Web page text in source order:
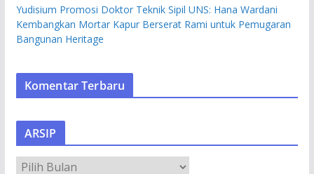
Yudisium Promosi Doktor Teknik Sipil UNS: Hana Wardani
Kembangkan Mortar Kapur Berserat Rami untuk Pemugaran
Bangunan Heritage
Komentar Terbaru
ARSIP